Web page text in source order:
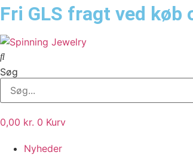
Fri GLS fragt ved køb
Søg
0,00 kr. 0 Kurv
Nyheder